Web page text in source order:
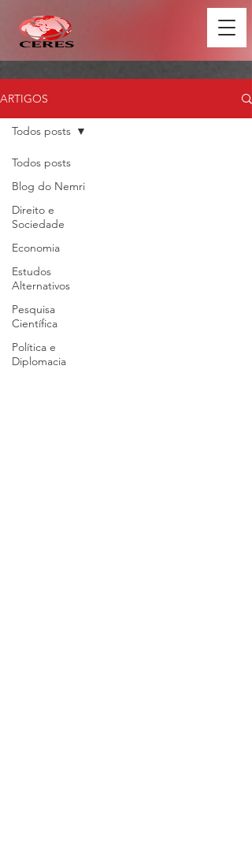
ARTIGOS
Todos posts
Blog do Nemri
Direito e
Sociedade
Economia
Estudos
Alternativos
Pesquisa
Científica
Política e
Diplomacia
Todos posts